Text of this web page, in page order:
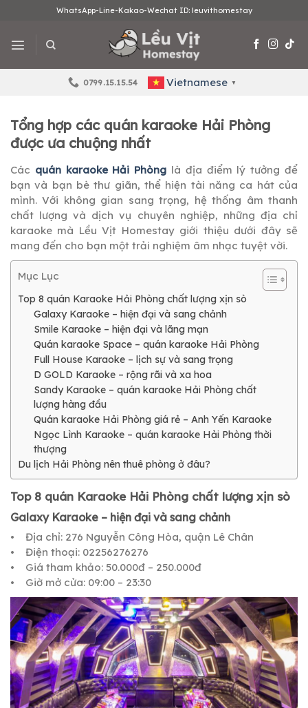
content
WhatsApp-Line-Kakao-Wechat ID: leuvithomestay
0799.15.15.54 Vietnamese ▼
Tổng hợp các quán karaoke Hải Phòng
được ưa chuộng nhất
Các quán karaoke Hải Phòng là địa điểm lý tưởng để
bạn và bạn bè thư giãn, thể hiện tài năng ca hát của
mình. Với không gian sang trọng, hệ thống âm thanh
chất lượng và dịch vụ chuyên nghiệp, những địa chỉ
karaoke mà Lều Vịt Homestay giới thiệu dưới đây sẽ
mang đến cho bạn một trải nghiệm âm nhạc tuyệt vời.
Mục Lục
Top 8 quán Karaoke Hải Phòng chất lượng xịn sò
Galaxy Karaoke – hiện đại và sang chảnh
Smile Karaoke – hiện đại và lãng mạn
Quán karaoke Space – quán karaoke Hải Phòng
Full House Karaoke – lịch sự và sang trọng
D GOLD Karaoke – rộng rãi và xa hoa
Sandy Karaoke – quán karaoke Hải Phòng chất
lượng hàng đầu
Quán karaoke Hải Phòng giá rẻ – Anh Yến Karaoke
Ngọc Lình Karaoke – quán karaoke Hải Phòng thời
thượng
Du lịch Hải Phòng nên thuê phòng ở đâu?
Top 8 quán Karaoke Hải Phòng chất lượng xịn sò
Galaxy Karaoke – hiện đại và sang chảnh
• Địa chỉ: 276 Nguyễn Công Hòa, quận Lê Chân
• Điện thoại: 02256276276
• Giá tham khảo: 50.000đ – 250.000đ
• Giờ mở cửa: 09:00 – 23:30